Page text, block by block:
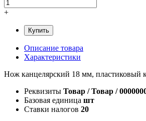
+
Купить
Описание товара
Характеристики
Нож канцелярский 18 мм, пластиковый
Реквизиты Товар / Товар /
Базовая единица шт
Ставки налогов 20